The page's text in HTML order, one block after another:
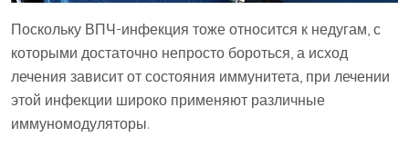
Поскольку ВПЧ-инфекция тоже относится к недугам, с
которыми достаточно непросто бороться, а исход
лечения зависит от состояния иммунитета, при лечении
этой инфекции широко применяют различные
иммуномодуляторы.